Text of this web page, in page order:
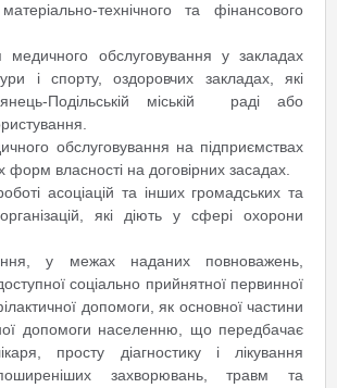
технічного та фінансового
медичного обслуговування у закладах
і спорту, оздоровчих закладах, які
Подільській міській раді або
обслуговування на підприємствах
форм власності на договірних засадах.
асоціацій та інших громадських та
які діють у сфері охорони
у межах наданих повноважень,
соціально прийнятної первинної
допомоги, як основної частини
допомоги населенню, що передбачає
просту діагностику і лікування
захворювань, травм та